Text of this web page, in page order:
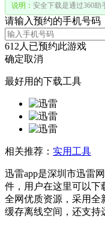
说明： 安全下载是通过360助
请输入预约的手机号码
612 人已预约此游戏
确定取消
最好用的下载工具
相关推荐： 实用工具
迅雷app是深圳市迅雷
件，用户在这里可以下
全网优质资源，采用全
缓存离线空间，还支持